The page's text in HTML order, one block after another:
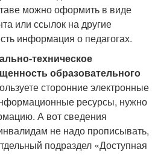
можно оформить в виде
или ссылок на другие
информация о педагогах.
техническое
образовательного
сторонние электронные
ресурсы, нужно
А вот сведения
не надо прописывать,
подраздел «Доступная